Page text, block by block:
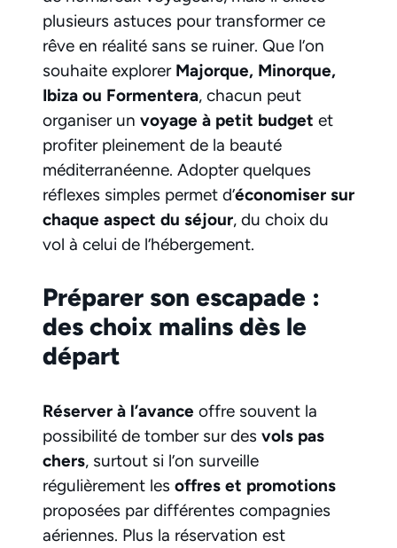
plusieurs astuces pour transformer ce
rêve en réalité sans se ruiner. Que l’on
souhaite explorer Majorque, Minorque,
Ibiza ou Formentera, chacun peut
organiser un voyage à petit budget et
profiter pleinement de la beauté
méditerranéenne. Adopter quelques
réflexes simples permet d’économiser sur
chaque aspect du séjour, du choix du
vol à celui de l’hébergement.
Préparer son escapade :
des choix malins dès le
départ
Réserver à l’avance offre souvent la
possibilité de tomber sur des vols pas
chers, surtout si l’on surveille
régulièrement les offres et promotions
proposées par différentes compagnies
aériennes. Plus la réservation est